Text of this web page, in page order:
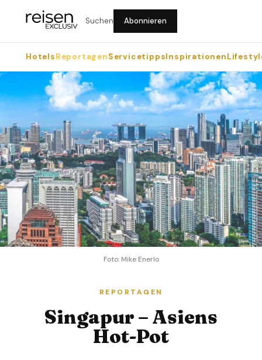
Suchen Abonnieren
HotelsReportagenServicetippsInspirationen
Foto: Mike Enerlo
REPORTAGEN
Singapur – Asiens
Hot-Pot